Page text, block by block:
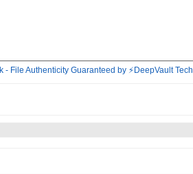
- File Authenticity Guaranteed by ⚡DeepVault Tech